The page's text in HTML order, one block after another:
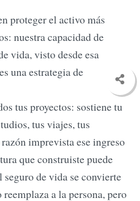
proteger el activo más
nuestra capacidad de
vida, visto desde esa
una estrategia de
tus proyectos: sostiene tu
tus viajes, tus
imprevista ese ingreso
que construiste puede
de vida se convierte
a la persona, pero